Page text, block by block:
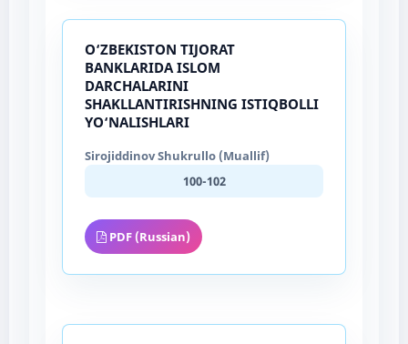
O‘ZBEKISTON TIJORAT
BANKLARIDA ISLOM
DARCHALARINI
SHAKLLANTIRISHNING ISTIQBOLLI
YO‘NALISHLARI
Sirojiddinov Shukrullo (Muallif)
100-102
PDF (Russian)